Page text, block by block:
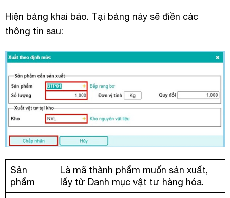
Hiện bảng khai báo. Tại bảng này sẽ điền các
thông tin sau:
Sản
phẩm
Là mã thành phẩm muốn sản xuất,
lấy từ Danh mục vật tư hàng hóa.